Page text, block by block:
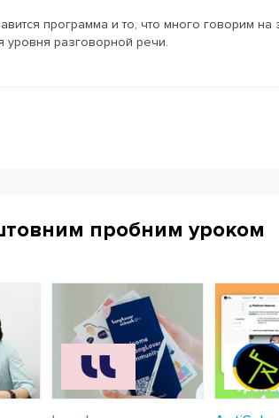
программа и то, что много говорим на
уровня разговорной речи.
пробним уроком